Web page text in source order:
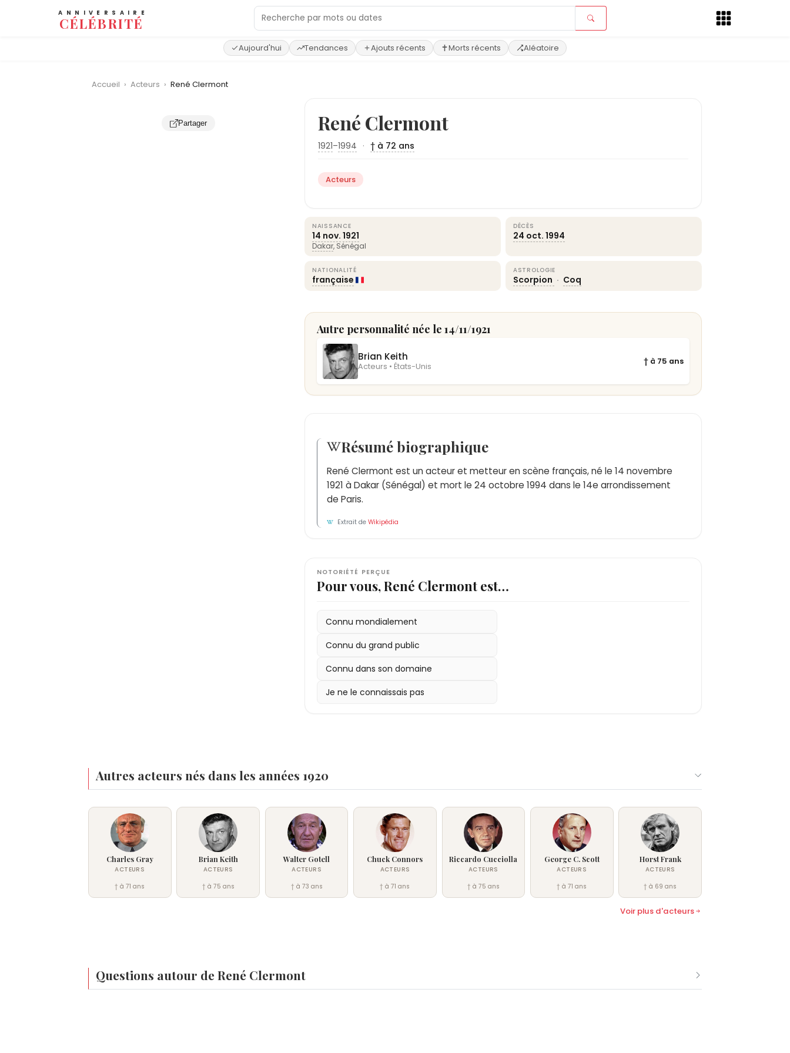
ANNIVERSAIRE
CÉLÉBRITÉ
Aujourd'hui Tendances Ajouts récents Morts récents Aléatoire
Accueil › Acteurs › René Clermont
Partager René Clermont
1921–1994 · † à 72 ans
Acteurs
NAISSANCE
14 nov. 1921
Dakar, Sénégal
DÉCÈS
24 oct. 1994
NATIONALITÉ
française
ASTROLOGIE
Scorpion · Coq
Autre personnalité née le 14/11/1921
Brian Keith
Acteurs • États-Unis
† à 75 ans
Résumé biographique
René Clermont est un acteur et metteur en scène français, né le 14 novembre
1921 à Dakar (Sénégal) et mort le 24 octobre 1994 dans le 14e arrondissement
de Paris.
Extrait deWikipédia
NOTORIÉTÉ PERÇUE
Pour vous, René Clermont est…
Connu mondialement
Connu du grand public
Connu dans son domaine
Je ne le connaissais pas
Autres acteurs nés dans les années 1920
Charles Gray
ACTEURS
† à 71 ans
Brian Keith
ACTEURS
† à 75 ans
Walter Gotell
ACTEURS
† à 73 ans
Chuck Connors
ACTEURS
† à 71 ans
Riccardo Cucciolla
ACTEURS
† à 75 ans
George C. Scott
ACTEURS
† à 71 ans
Horst Frank
ACTEURS
† à 69 ans
Voir plus d'acteurs
Questions autour de René Clermont